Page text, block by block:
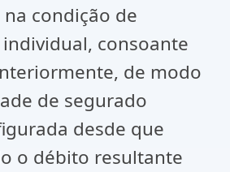
condição de
consoante
de modo
de segurado
desde que
o débito resultante